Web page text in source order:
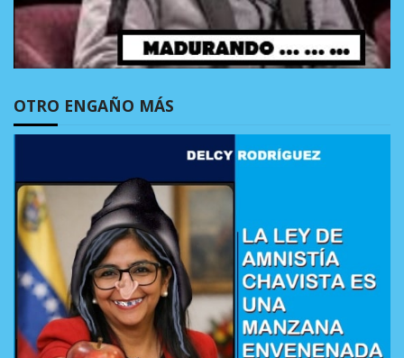
OTRO ENGAÑO MÁS